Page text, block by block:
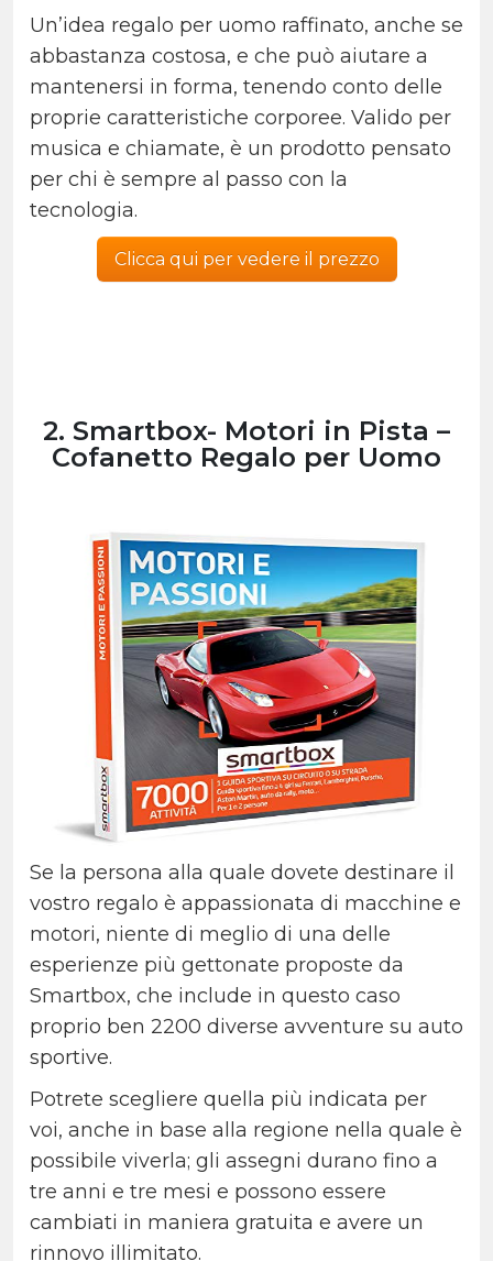
Un’idea regalo per uomo raffinato, anche se
abbastanza costosa, e che può aiutare a
mantenersi in forma, tenendo conto delle
proprie caratteristiche corporee. Valido per
musica e chiamate, è un prodotto pensato
per chi è sempre al passo con la
tecnologia.
Clicca qui per vedere il prezzo
2. Smartbox- Motori in Pista –
Cofanetto Regalo per Uomo
Se la persona alla quale dovete destinare il
vostro regalo è appassionata di macchine e
motori, niente di meglio di una delle
esperienze più gettonate proposte da
Smartbox, che include in questo caso
proprio ben 2200 diverse avventure su auto
sportive.
Potrete scegliere quella più indicata per
voi, anche in base alla regione nella quale è
possibile viverla; gli assegni durano fino a
tre anni e tre mesi e possono essere
cambiati in maniera gratuita e avere un
rinnovo illimitato.